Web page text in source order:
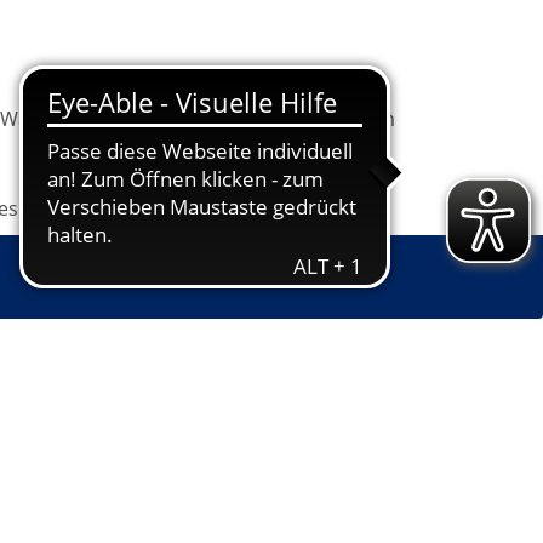
Warenkorb Information Programm
Grundbildung Jugendkunstschule